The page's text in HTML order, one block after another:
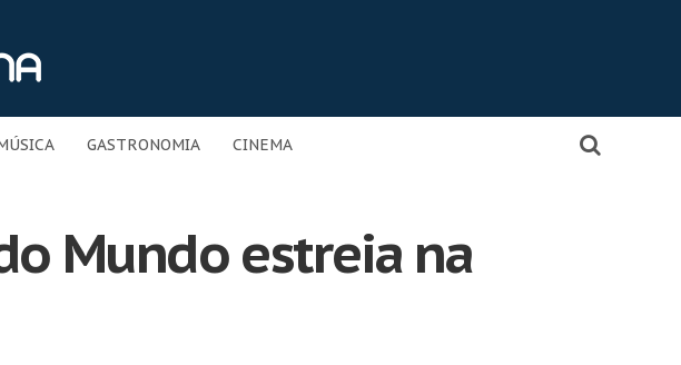
GASTRONOMIA CINEMA
Mundo estreia na